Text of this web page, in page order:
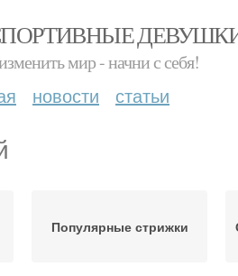
СПОРТИВНЫЕ
мир - начни с себя!
новости статьи
Популярные стрижки